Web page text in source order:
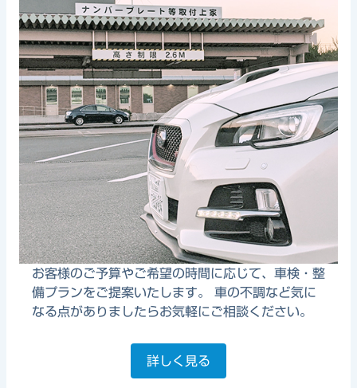
お客様のご予算やご希望の時間に応じて、車検・整
備プランをご提案いたします。 車の不調など気に
なる点がありましたらお気軽にご相談ください。
詳しく見る